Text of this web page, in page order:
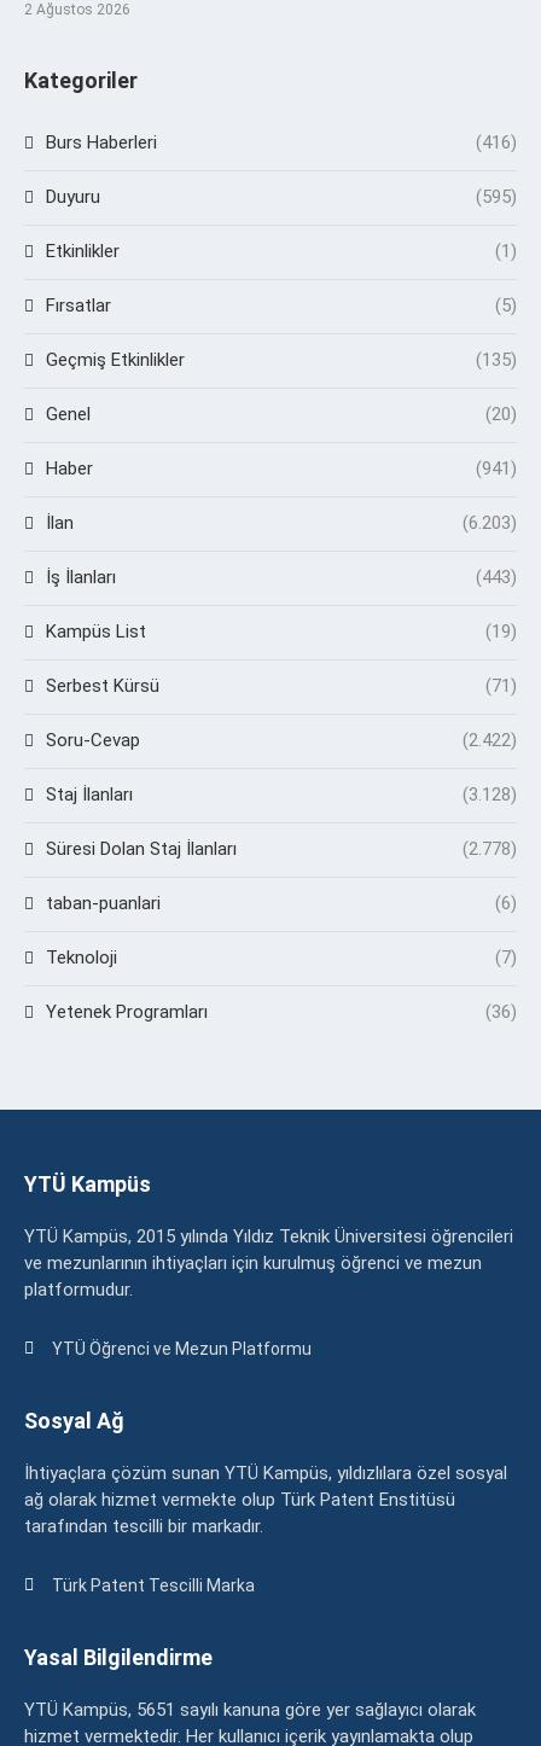
2 Ağustos 2026
Kategoriler
Burs Haberleri (416)
Duyuru (595)
Etkinlikler (1)
Fırsatlar (5)
Geçmiş Etkinlikler (135)
Genel (20)
Haber (941)
İlan (6.203)
İş İlanları (443)
Kampüs List (19)
Serbest Kürsü (71)
Soru-Cevap (2.422)
Staj İlanları (3.128)
Süresi Dolan Staj İlanları (2.778)
taban-puanlari (6)
Teknoloji (7)
Yetenek Programları (36)
YTÜ Kampüs
YTÜ Kampüs, 2015 yılında Yıldız Teknik Üniversitesi öğrencileri
ve mezunlarının ihtiyaçları için kurulmuş öğrenci ve mezun
platformudur.
YTÜ Öğrenci ve Mezun Platformu
Sosyal Ağ
İhtiyaçlara çözüm sunan YTÜ Kampüs, yıldızlılara özel sosyal
ağ olarak hizmet vermekte olup Türk Patent Enstitüsü
tarafından tescilli bir markadır.
Türk Patent Tescilli Marka
Yasal Bilgilendirme
YTÜ Kampüs, 5651 sayılı kanuna göre yer sağlayıcı olarak
hizmet vermektedir. Her kullanıcı içerik yayınlamakta olup